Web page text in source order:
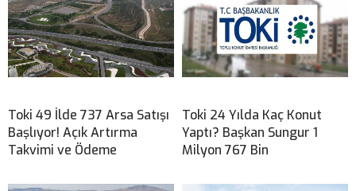
Toki 49 İlde 737 Arsa Satışı
Başlıyor! Açık Artırma
Takvimi ve Ödeme
Toki 24 Yılda Kaç Konut
Yaptı? Başkan Sungur 1
Milyon 767 Bin